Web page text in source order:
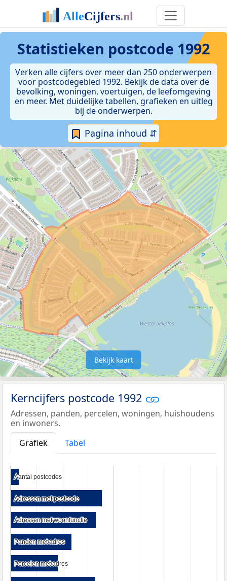
Statistieken postcode 1992
Verken alle cijfers over meer dan 250 onderwerpen
voor postcodegebied 1992. Bekijk de data over de
bevolking, woningen, voertuigen, de leefomgeving
en meer. Met duidelijke tabellen, grafieken en uitleg
bij de onderwerpen.
Pagina inhoud ⇵
Bekijk kaart
Kerncijfers postcode 1992
Adressen, panden, percelen, woningen, huishoudens
en inwoners.
Grafiek
Tabel
Aantal postcodes
Aantal postcodes
Adressen met postcode
Adressen met postcode
Adressen met woonfunctie
Adressen met woonfunctie
Panden met adres
Panden met adres
Percelen met adres
Percelen met adres